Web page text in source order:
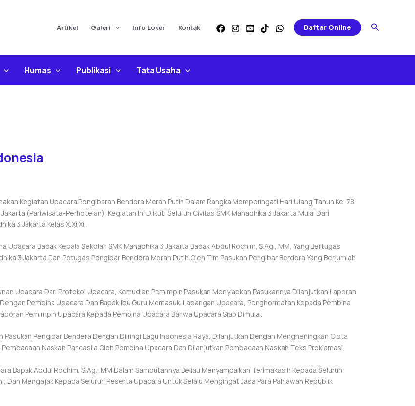
Artikel Galeri Info Loker Kontak Daftar Online Search
Humas Publikasi Tata Usaha
Kegiatan Upacara Pengibaran Bendera Merah Putih Dalam Rangka Memperingati Hari Ulang Tahun Ke-78
(Pariwisata-Perhotelan), Kegiatan Ini Diikuti Seluruh Civitas SMK Mahadhika 3 Jakarta Mulai Dari
3 Jakarta Kelas X,xi,xii.
Upacara Bapak Kepala Sekolah SMK Mahadhika 3 Jakarta Bapak Abdul Rochim, S.Ag., MM, Yang Bertugas
3 Jakarta Dan Petugas Pengibar Bendera Merah Putih Oleh Tim Pasukan Pengibar Berdera Yang Berjumlah
Upacara Dari Protokol Upacara, Kemudian Pemimpin Pasukan Menyiapkan Pasukannya Dilanjutkan Laporan
Pembina Upacara Dan Bapak Ibu Guru Memasuki Lapangan Upacara, Penghormatan Kepada Pembina
Pemimpin Upacara Kepada Pembina Upacara Bahwa Upacara Siap Dimulai.
Pengibar Bendera Dengan Diiringi Lagu Indonesia Raya, Dilanjutkan Dengan Mengheningkan Cipta
Naskah Pancasila Oleh Pembina Upacara Dan Dilanjutkan Pembacaan Naskah Teks Proklamasi.
Bapak Abdul Rochim, S.Ag., MM Dalam Sambutannya Beliau Menyampaikan Terimakasih Kepada Seluruh
Dan Mengajak Kepada Seluruh Peserta Upacara Untuk Selalu Mengingat Jasa Para Pahlawan Republik